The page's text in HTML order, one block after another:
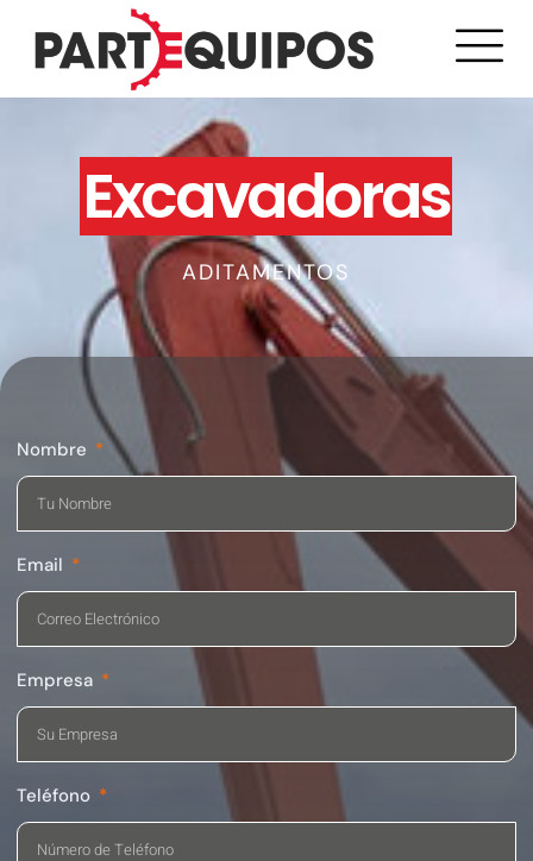
Excavadoras
ADITAMENTOS
Nombre
Email
Empresa
Teléfono